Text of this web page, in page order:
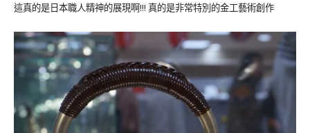
這真的是日本職人精神的展現啊!!! 真的是非常特別的金工藝術創作